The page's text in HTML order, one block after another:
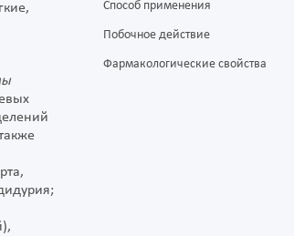
Способ применения
Побочное действие
Фармакологические свойства